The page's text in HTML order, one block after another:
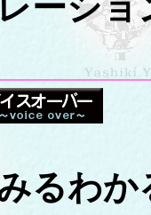
るわか